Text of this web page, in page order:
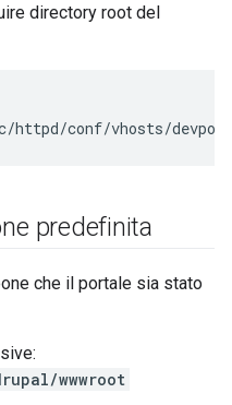
directory root del
httpd/conf/vhosts/
predefinita
che il portale sia stato
wwwroot